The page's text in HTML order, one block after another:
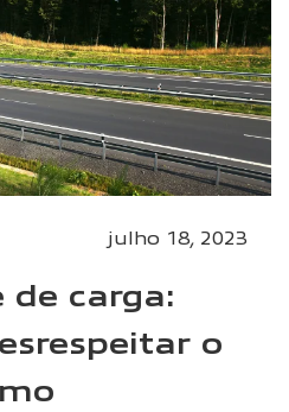
julho 18, 2023
de carga:
o